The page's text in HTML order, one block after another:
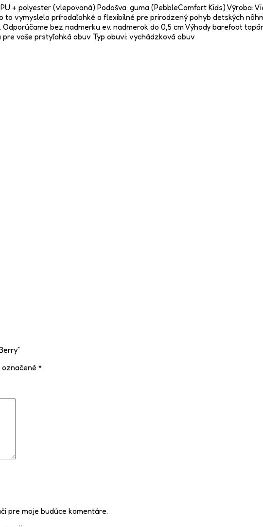
+ polyester (vlepovaná) Podošva: guma (PebbleComfort Kids) Výroba:
vymyslela prírodaľahké a flexibilné pre prirodzený pohyb detských
bez nadmerku ev. nadmerok do 0,5 cm Výhody barefoot
vaše prstyľahká obuv Typ obuvi: vychádzková obuv
*
pre moje budúce komentáre.